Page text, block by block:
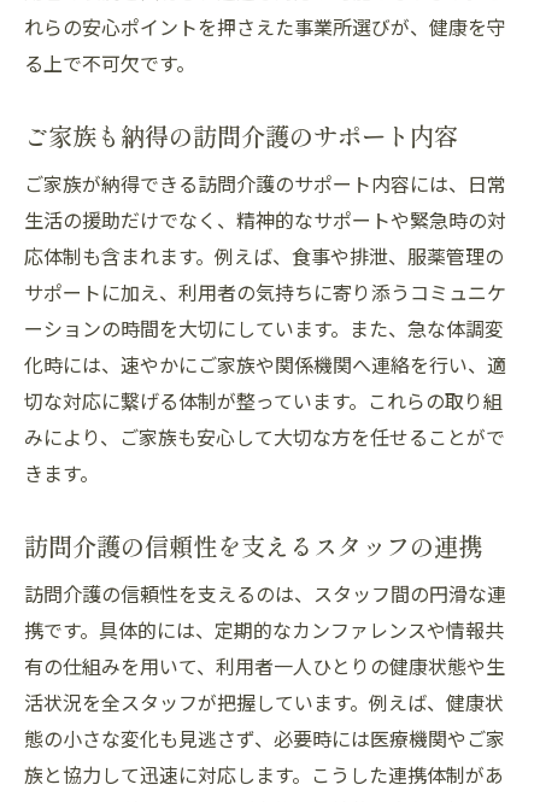
れらの安心ポイントを押さえた事業所選びが、健康を守
る上で不可欠です。
ご家族も納得の訪問介護のサポート内容
ご家族が納得できる訪問介護のサポート内容には、日常
生活の援助だけでなく、精神的なサポートや緊急時の対
応体制も含まれます。例えば、食事や排泄、服薬管理の
サポートに加え、利用者の気持ちに寄り添うコミュニケ
ーションの時間を大切にしています。また、急な体調変
化時には、速やかにご家族や関係機関へ連絡を行い、適
切な対応に繋げる体制が整っています。これらの取り組
みにより、ご家族も安心して大切な方を任せることがで
きます。
訪問介護の信頼性を支えるスタッフの連携
訪問介護の信頼性を支えるのは、スタッフ間の円滑な連
携です。具体的には、定期的なカンファレンスや情報共
有の仕組みを用いて、利用者一人ひとりの健康状態や生
活状況を全スタッフが把握しています。例えば、健康状
態の小さな変化も見逃さず、必要時には医療機関やご家
族と協力して迅速に対応します。こうした連携体制があ